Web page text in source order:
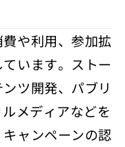
や利用、参加拡
います。ストー
ツ開発、パブリ
メディアなどを
ャンペーンの認